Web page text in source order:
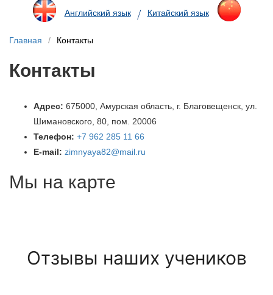
Английский язык Китайский язык
Главная / Контакты
Контакты
Адрес: 675000, Амурская область, г. Благовещенск, ул.
Шимановского, 80, пом. 20006
Телефон: +7 962 285 11 66
E-mail: zimnyaya82@mail.ru
Мы на карте
Отзывы наших учеников